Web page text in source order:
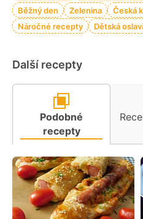
Běžný den
Zelenina Česká
Náročné recepty
Dětská
Další recepty
Podobné
recepty